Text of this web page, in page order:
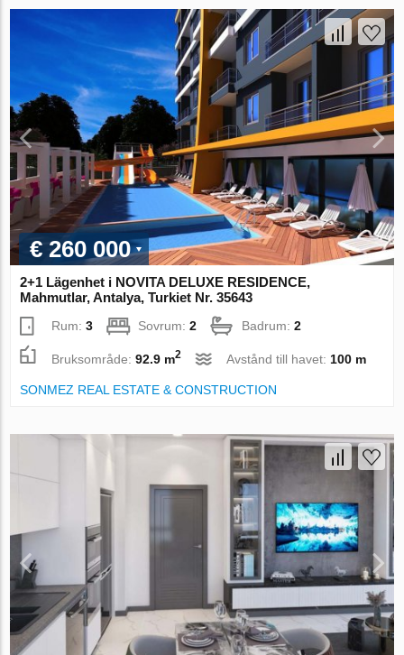
€ 260 000
2+1 Lägenhet i NOVITA DELUXE RESIDENCE,
Mahmutlar, Antalya, Turkiet Nr. 35643
Rum:3 Sovrum:2 Badrum:2
Bruksområde:92.9 m2 Avstånd till havet: 100 m
SONMEZ REAL ESTATE & CONSTRUCTION